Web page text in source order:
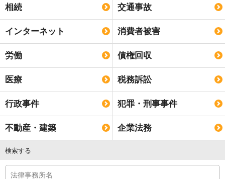
相続 交通事故
インターネット 消費者被害
労働 債権回収
医療 税務訴訟
行政事件 犯罪・刑事事件
不動産・建築 企業法務
検索する